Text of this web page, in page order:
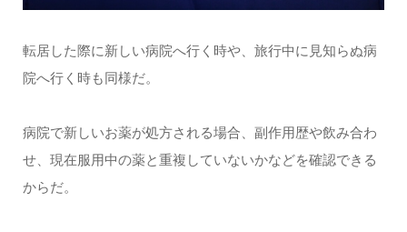
転居した際に新しい病院へ行く時や、旅行中に見知らぬ病
院へ行く時も同様だ。
病院で新しいお薬が処方される場合、副作用歴や飲み合わ
せ、現在服用中の薬と重複していないかなどを確認できる
からだ。